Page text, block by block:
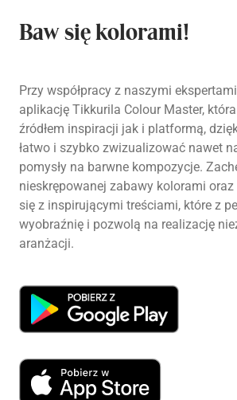
Baw się kolorami!
Przy współpracy z naszymi
aplikację Tikkurila Colour Master,
źródłem inspiracji jak i platformą,
łatwo i szybko zwizualizować nawet
pomysły na barwne kompozycje.
nieskrępowanej zabawy kolorami
się z inspirującymi treściami, które z
wyobraźnię i pozwolą na realizację
aranżacji.